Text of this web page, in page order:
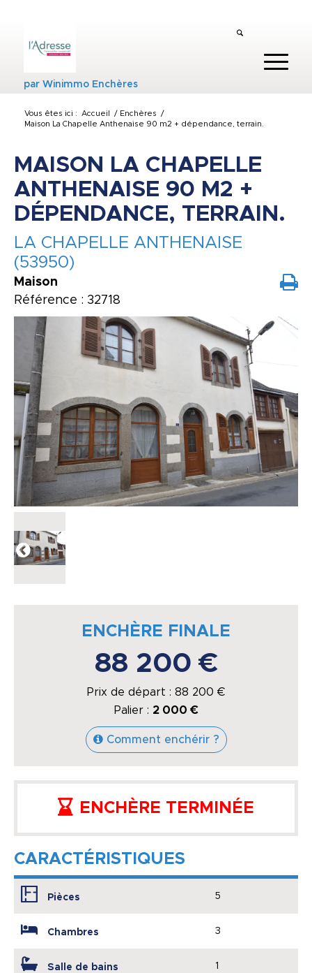
parWinimmo Enchères
Vous êtes ici : Accueil / Enchères
/
Maison La Chapelle Anthenaise 90 m2 + dépendance, terrain.
MAISON LA CHAPELLE
ANTHENAISE 90 M2 +
DÉPENDANCE, TERRAIN.
LA CHAPELLE ANTHENAISE
(53950)
Maison
Référence : 32718
ENCHÈRE FINALE
88 200 €
Prix de départ : 88 200 €
Palier : 2 000 €
Comment enchérir ?
ENCHÈRE TERMINÉE
CARACTÉRISTIQUES
Pièces 5
Chambres 3
Salle de bains 1